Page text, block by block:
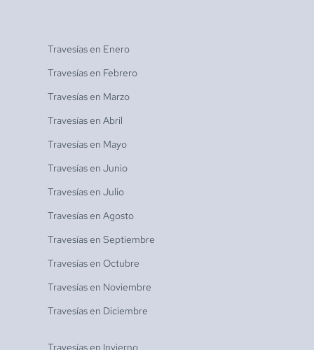
Travesías en Enero
Travesías en Febrero
Travesías en Marzo
Travesías en Abril
Travesías en Mayo
Travesías en Junio
Travesías en Julio
Travesías en Agosto
Travesías en Septiembre
Travesías en Octubre
Travesías en Noviembre
Travesías en Diciembre
Travesías en Invierno